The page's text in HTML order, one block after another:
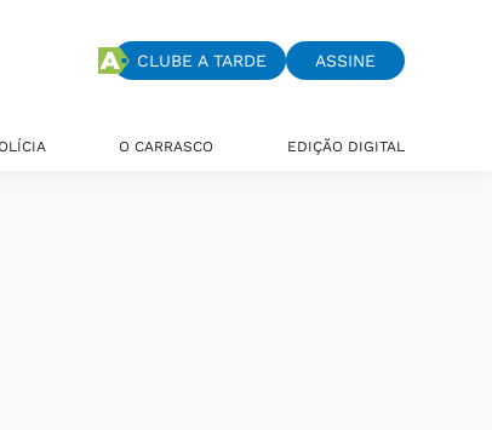
CLUBE A TARDE ASSINE
O CARRASCO EDIÇÃO DIGITAL